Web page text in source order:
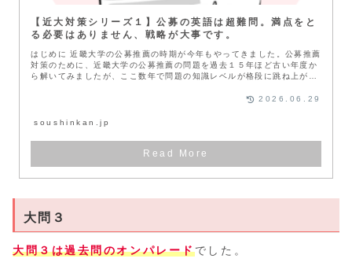
【近大対策シリーズ１】公募の英語は超難問。満点をと
る必要はありません、戦略が大事です。
はじめに 近畿大学の公募推薦の時期が今年もやってきました。公募推薦
対策のために、近畿大学の公募推薦の問題を過去１５年ほど古い年度か
ら解いてみましたが、ここ数年で問題の知識レベルが格段に跳ね上がっ
soushinkan.jp
2026.06.29
大問３
大問３は過去問のオンパレードでした。